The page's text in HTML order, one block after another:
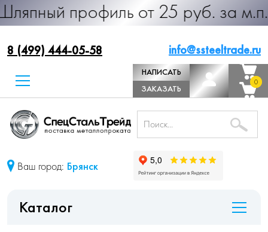
от 25 руб. за м.п.
8 (499) 444-05-58 info@ssteeltrade.ru
НАПИСАТЬ
ДИРЕКТОРУ
ЗАКАЗАТЬ
ЗВОНОК
0
0
Ваш город: Брянск
Каталог